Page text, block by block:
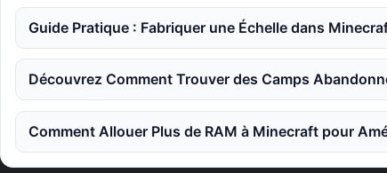
Guide Pratique : Fabriquer une Échelle dans
Découvrez Comment Trouver des Camps
Comment Allouer Plus de RAM à Minecraft pour